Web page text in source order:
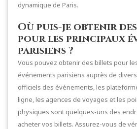
dynamique de Paris.
Où puis-je obtenir
pour les principaux
parisiens ?
Vous pouvez obtenir des billets pour
événements parisiens auprès de
officiels des événements, les
ligne, les agences de voyages et les
physiques sont quelques-uns des
acheter vos billets. Assurez-vous de